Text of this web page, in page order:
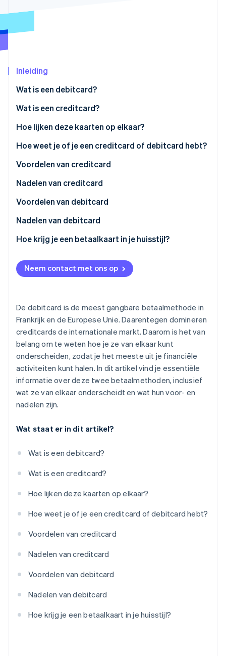
Oprichting van een start-up
CO₂-verwijdering
Ontdek hoe Stripe de economische
Inleiding
Wat is een debitcard?
Wat is een creditcard?
Betaalkaart
Doorlopende creditcard
Hoe lijken deze kaarten op elkaar?
Hoe weet je of je een creditcard of debitcard hebt?
Voordelen van creditcard
Nadelen van creditcard
Voordelen van debitcard
Nadelen van debitcard
Hoe krijg je een betaalkaart in je huisstijl?
Neem contact met ons op
De debitcard is de meest gangbare betaalmethode in
Frankrijk en de Europese Unie. Daarentegen domineren
creditcards de internationale markt. Daarom is het van
belang om te weten hoe je ze van elkaar kunt
onderscheiden, zodat je het meeste uit je financiële
activiteiten kunt halen. In dit artikel vind je essentiële
informatie over deze twee betaalmethoden, inclusief
wat ze van elkaar onderscheidt en wat hun voor- en
nadelen zijn.
Wat staat er in dit artikel?
Wat is een debitcard?
Wat is een creditcard?
Hoe lijken deze kaarten op elkaar?
Hoe weet je of je een creditcard of debitcard hebt?
Voordelen van creditcard
Nadelen van creditcard
Voordelen van debitcard
Nadelen van debitcard
Hoe krijg je een betaalkaart in je huisstijl?